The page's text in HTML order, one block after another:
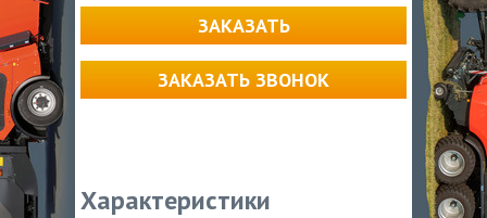
ЗАКАЗАТЬ
ЗАКАЗАТЬ ЗВОНОК
Характеристики